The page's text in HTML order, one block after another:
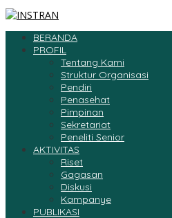
BERANDA
PROFIL
Tentang Kami
Struktur Organisasi
Pendiri
Penasehat
Pimpinan
Sekretariat
Peneliti Senior
AKTIVITAS
Riset
Gagasan
Diskusi
Kampanye
PUBLIKASI